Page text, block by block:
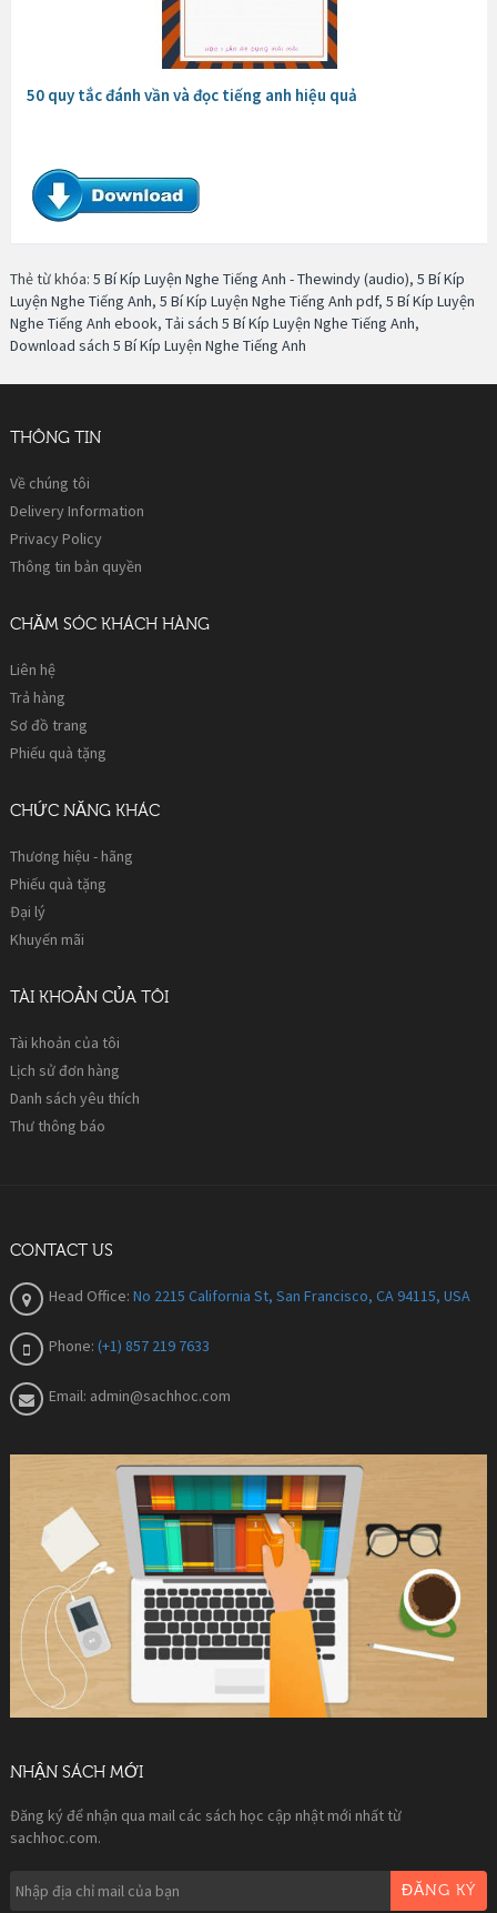
50 quy tắc đánh vần và đọc tiếng anh hiệu quả
Thẻ từ khóa: 5 Bí Kíp Luyện Nghe Tiếng Anh - Thewindy (audio), 5 Bí Kíp
Luyện Nghe Tiếng Anh, 5 Bí Kíp Luyện Nghe Tiếng Anh pdf, 5 Bí Kíp Luyện
Nghe Tiếng Anh ebook, Tải sách 5 Bí Kíp Luyện Nghe Tiếng Anh,
Download sách 5 Bí Kíp Luyện Nghe Tiếng Anh
THÔNG TIN
Về chúng tôi
Delivery Information
Privacy Policy
Thông tin bản quyền
CHĂM SÓC KHÁCH HÀNG
Liên hệ
Trả hàng
Sơ đồ trang
Phiếu quà tặng
CHỨC NĂNG KHÁC
Thương hiệu - hãng
Phiếu quà tặng
Đại lý
Khuyến mãi
TÀI KHOẢN CỦA TÔI
Tài khoản của tôi
Lịch sử đơn hàng
Danh sách yêu thích
Thư thông báo
CONTACT US
Head Office: No 2215 California St, San Francisco, CA 94115, USA
Phone: (+1) 857 219 7633
Email: admin@sachhoc.com
NHẬN SÁCH MỚI
Đăng ký để nhận qua mail các sách học cập nhật mới nhất từ
sachhoc.com.
ĐĂNG KÝ